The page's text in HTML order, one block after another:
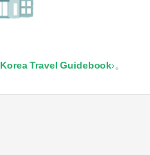
Korea Travel Guidebook›。